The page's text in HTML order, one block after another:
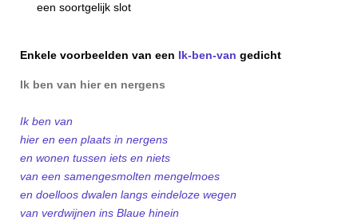
een soortgelijk slot
Enkele voorbeelden van een Ik-ben-van gedicht
Ik ben van hier en nergens
Ik ben van
hier en een plaats in nergens
en wonen tussen iets en niets
van een samengesmolten mengelmoes
en doelloos dwalen langs eindeloze wegen
van verdwijnen ins Blaue hinein